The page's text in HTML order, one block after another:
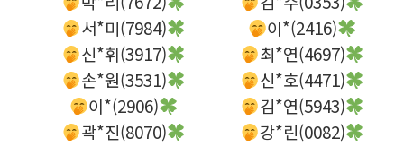
서*미(7984)
이*(2416)
신*휘(3917)
최*연(4697)
손*원(3531)
신*호(4471)
이*(2906)
김*연(5943)
곽*진(8070)
강*린(0082)